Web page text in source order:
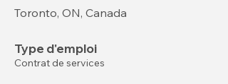
Toronto, ON, Canada
Type d'emploi
Contrat de services